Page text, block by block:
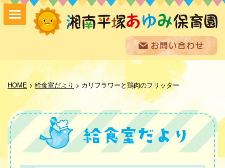
HOME> 給食室だより > カリフラワーと鶏肉のフリッター
保育方針
園の紹介
保育内容
入園案内
採用情報
お問い合わせ
お知らせ